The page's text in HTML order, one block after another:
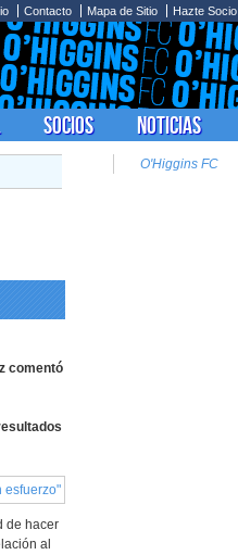
Contacto Mapa de Sitio Hazte Socio
Socios Noticias
comentó
de hacer
al
O'Higgins FC